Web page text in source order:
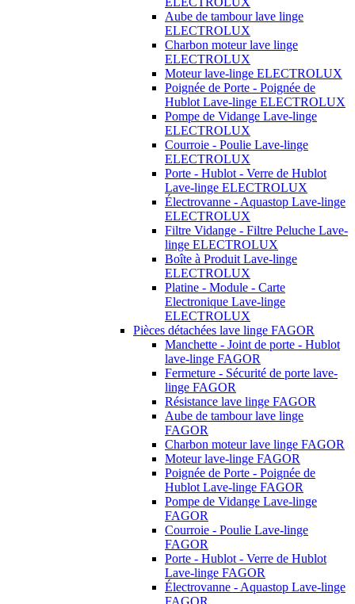
Aube de tambour lave linge
ELECTROLUX
Charbon moteur lave linge
ELECTROLUX
Moteur lave-linge ELECTROLUX
Poignée de Porte - Poignée de
Hublot Lave-linge ELECTROLUX
Pompe de Vidange Lave-linge
ELECTROLUX
Courroie - Poulie Lave-linge
ELECTROLUX
Porte - Hublot - Verre de Hublot
Lave-linge ELECTROLUX
Électrovanne - Aquastop Lave-linge
ELECTROLUX
Filtre Vidange - Filtre Peluche Lave-
linge ELECTROLUX
Boîte à Produit Lave-linge
ELECTROLUX
Platine - Module - Carte
Electronique Lave-linge
ELECTROLUX
Pièces détachées lave linge FAGOR
Manchette - Joint de porte - Hublot
lave-linge FAGOR
Fermeture - Sécurité de porte lave-
linge FAGOR
Résistance lave linge FAGOR
Aube de tambour lave linge
FAGOR
Charbon moteur lave linge FAGOR
Moteur lave-linge FAGOR
Poignée de Porte - Poignée de
Hublot Lave-linge FAGOR
Pompe de Vidange Lave-linge
FAGOR
Courroie - Poulie Lave-linge
FAGOR
Porte - Hublot - Verre de Hublot
Lave-linge FAGOR
Électrovanne - Aquastop Lave-linge
FAGOR